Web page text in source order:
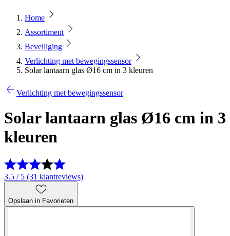
Home
Assortiment
Beveiliging
Verlichting met bewegingssensor
Solar lantaarn glas Ø16 cm in 3 kleuren
Verlichting met bewegingssensor
Solar lantaarn glas Ø16 cm in 3
kleuren
3.5 / 5 (31 klantreviews)
Opslaan in Favorieten